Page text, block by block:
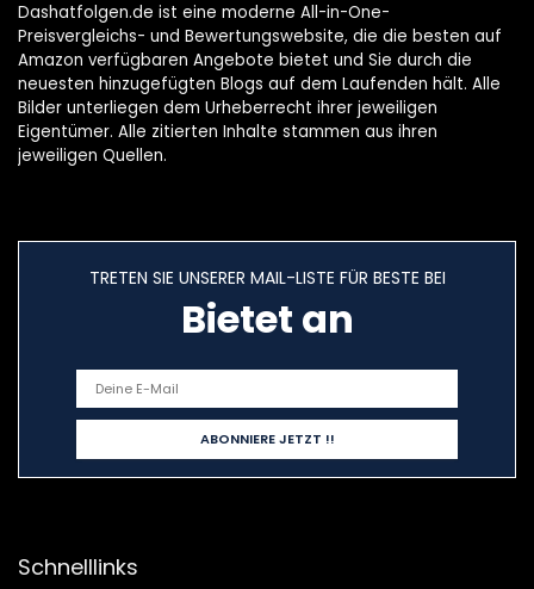
Dashatfolgen.de ist eine moderne All-in-One-
Preisvergleichs- und Bewertungswebsite, die die besten auf
Amazon verfügbaren Angebote bietet und Sie durch die
neuesten hinzugefügten Blogs auf dem Laufenden hält. Alle
Bilder unterliegen dem Urheberrecht ihrer jeweiligen
Eigentümer. Alle zitierten Inhalte stammen aus ihren
jeweiligen Quellen.
TRETEN SIE UNSERER MAIL-LISTE FÜR BESTE BEI
Bietet an
Schnelllinks